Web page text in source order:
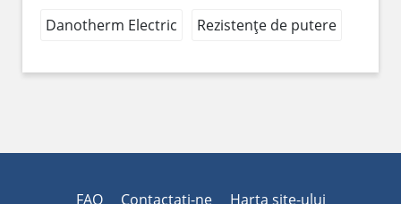
Danotherm Electric Rezistențe de putere
FAQ Contactaţi-ne Harta site-ului